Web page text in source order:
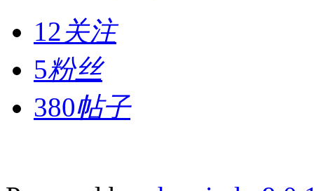
12关注
5粉丝
380帖子